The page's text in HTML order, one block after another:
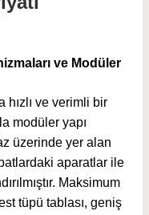
ve Modüler
hızlı ve verimli bir
modüler yapı
üzerinde yer alan
aparatlar ile
Maksimum
tüpü tablası, geniş